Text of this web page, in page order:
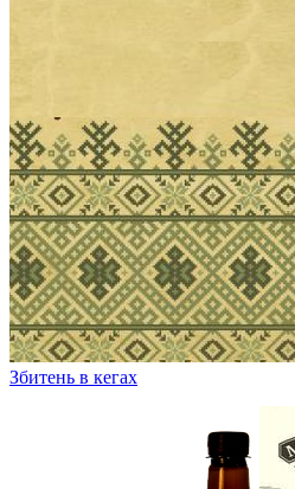
Збитень в кегах